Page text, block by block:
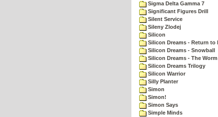
Sigma Delta Gamma 7
Significant Figures Drill
Silent Service
Sileny Zlodej
Silicon
Silicon Dreams - Return to
Silicon Dreams - Snowball
Silicon Dreams - The
Silicon Dreams Trilogy
Silicon Warrior
Silly Planter
Simon
Simon!
Simon Says
Simple Minds